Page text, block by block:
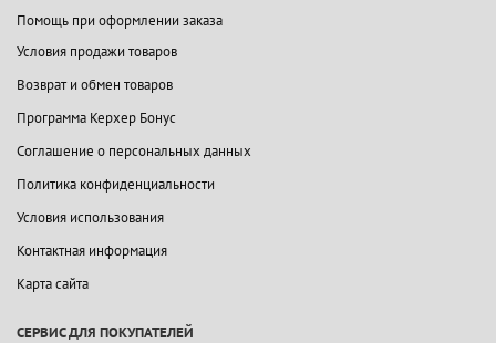
Помощь при оформлении заказа
Условия продажи товаров
Возврат и обмен товаров
Программа Керхер Бонус
Соглашение о персональных данных
Политика конфиденциальности
Условия использования
Контактная информация
Карта сайта
СЕРВИС ДЛЯ ПОКУПАТЕЛЕЙ